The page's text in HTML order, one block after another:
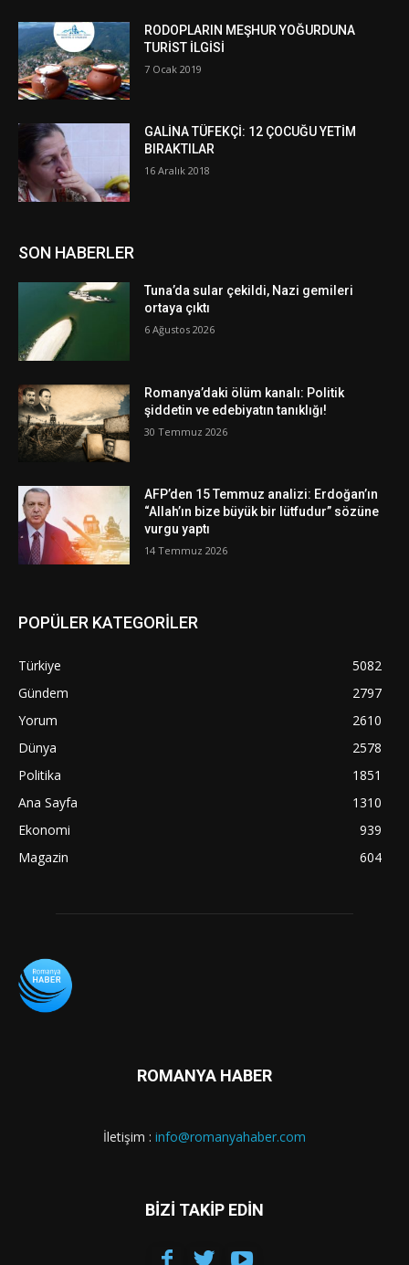
RODOPLARIN MEŞHUR YOĞURDUNA
TURİST İLGİSİ
7 Ocak 2019
GALİNA TÜFEKÇİ: 12 ÇOCUĞU YETİM
BIRAKTILAR
16 Aralık 2018
SON HABERLER
Tuna’da sular çekildi, Nazi gemileri
ortaya çıktı
6 Ağustos 2026
Romanya’daki ölüm kanalı: Politik
şiddetin ve edebiyatın tanıklığı!
30 Temmuz 2026
AFP’den 15 Temmuz analizi: Erdoğan’ın
“Allah’ın bize büyük bir lütfudur” sözüne
vurgu yaptı
14 Temmuz 2026
POPÜLER KATEGORİLER
Türkiye
5082
Gündem
2797
Yorum
2610
Dünya
2578
Politika
1851
Ana Sayfa
1310
Ekonomi
939
Magazin
604
ROMANYA HABER
İletişim : info@romanyahaber.com
BİZİ TAKİP EDİN